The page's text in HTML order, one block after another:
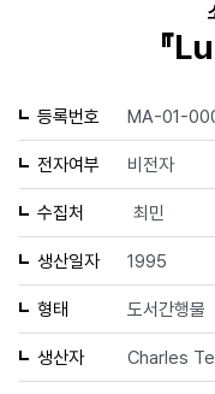
『
등록번호 MA-01-
전자여부 비전자
수집처 최민
생산일자 1995
형태 도서간행물
생산자 Charles